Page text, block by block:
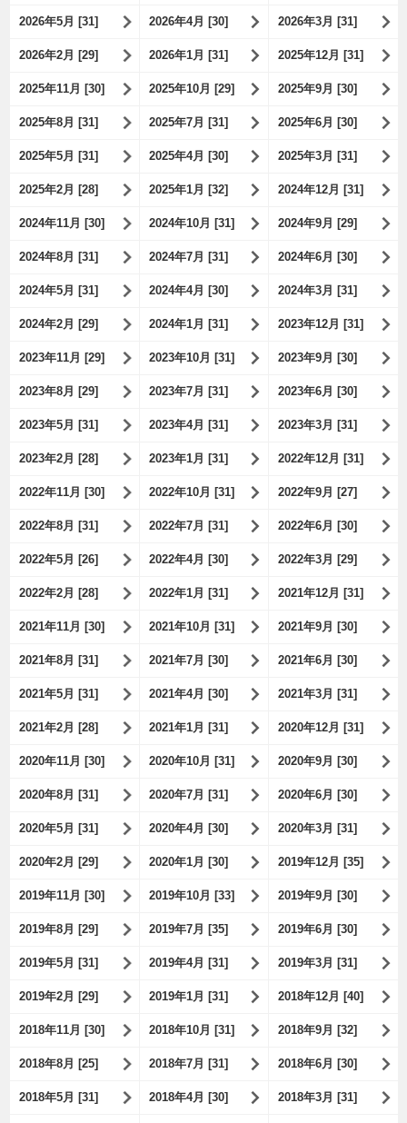
2026年5月 [31] 2026年4月 [30] 2026年3月 [31]
2026年2月 [29] 2026年1月 [31] 2025年12月 [31]
2025年11月 [30] 2025年10月 [29] 2025年9月 [30]
2025年8月 [31] 2025年7月 [31] 2025年6月 [30]
2025年5月 [31] 2025年4月 [30] 2025年3月 [31]
2025年2月 [28] 2025年1月 [32] 2024年12月 [31]
2024年11月 [30] 2024年10月 [31] 2024年9月 [29]
2024年8月 [31] 2024年7月 [31] 2024年6月 [30]
2024年5月 [31] 2024年4月 [30] 2024年3月 [31]
2024年2月 [29] 2024年1月 [31] 2023年12月 [31]
2023年11月 [29] 2023年10月 [31] 2023年9月 [30]
2023年8月 [29] 2023年7月 [31] 2023年6月 [30]
2023年5月 [31] 2023年4月 [31] 2023年3月 [31]
2023年2月 [28] 2023年1月 [31] 2022年12月 [31]
2022年11月 [30] 2022年10月 [31] 2022年9月 [27]
2022年8月 [31] 2022年7月 [31] 2022年6月 [30]
2022年5月 [26] 2022年4月 [30] 2022年3月 [29]
2022年2月 [28] 2022年1月 [31] 2021年12月 [31]
2021年11月 [30] 2021年10月 [31] 2021年9月 [30]
2021年8月 [31] 2021年7月 [30] 2021年6月 [30]
2021年5月 [31] 2021年4月 [30] 2021年3月 [31]
2021年2月 [28] 2021年1月 [31] 2020年12月 [31]
2020年11月 [30] 2020年10月 [31] 2020年9月 [30]
2020年8月 [31] 2020年7月 [31] 2020年6月 [30]
2020年5月 [31] 2020年4月 [30] 2020年3月 [31]
2020年2月 [29] 2020年1月 [30] 2019年12月 [35]
2019年11月 [30] 2019年10月 [33] 2019年9月 [30]
2019年8月 [29] 2019年7月 [35] 2019年6月 [30]
2019年5月 [31] 2019年4月 [31] 2019年3月 [31]
2019年2月 [29] 2019年1月 [31] 2018年12月 [40]
2018年11月 [30] 2018年10月 [31] 2018年9月 [32]
2018年8月 [25] 2018年7月 [31] 2018年6月 [30]
2018年5月 [31] 2018年4月 [30] 2018年3月 [31]